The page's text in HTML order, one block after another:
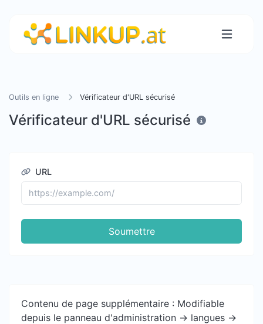
Outils en ligne Vérificateur d'URL sécurisé
Vérificateur d'URL sécurisé
URL
Soumettre
Contenu de page supplémentaire : Modifiable
depuis le panneau d'administration -> langues ->